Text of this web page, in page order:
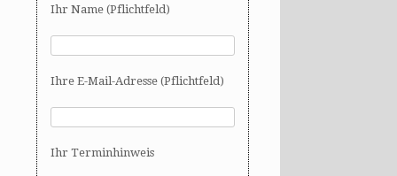
Ihr Name (Pflichtfeld)
Ihre E-Mail-Adresse (Pflichtfeld)
Ihr Terminhinweis